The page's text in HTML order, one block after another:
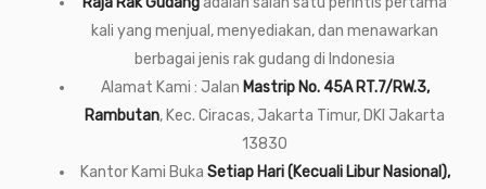
kali yang menjual, menyediakan, dan menawarkan
berbagai jenis rak gudang di Indonesia
Alamat Kami : Jalan Mastrip No. 45A RT.7/RW.3,
Rambutan, Kec. Ciracas, Jakarta Timur, DKI Jakarta
13830
Kantor Kami Buka Setiap Hari (Kecuali Libur Nasional),